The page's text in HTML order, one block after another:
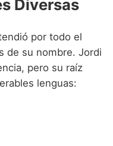
Diversas
por todo el
de su nombre. Jordi
pero su raíz
lenguas: